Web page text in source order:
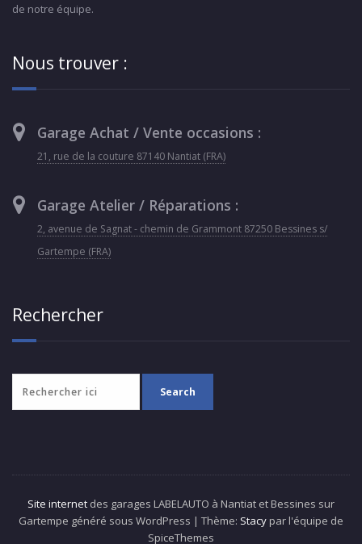
de notre équipe.
Nous trouver :
Garage Achat / Vente occasions :
21, rue de la couture 87140 Nantiat (FRA)
Garage Atelier / Réparations :
2, avenue de Sagnat - chemin de Grammont 87250 Bessines s/
Gartempe (FRA)
Rechercher
Site internet des garages LABELAUTO à Nantiat et Bessines sur
Gartempe généré sous WordPress | Thème: Stacy par l'équipe de
SpiceThemes